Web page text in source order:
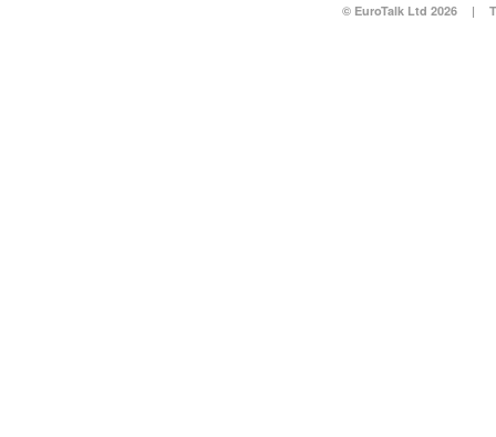
© EuroTalk Ltd 2026 |